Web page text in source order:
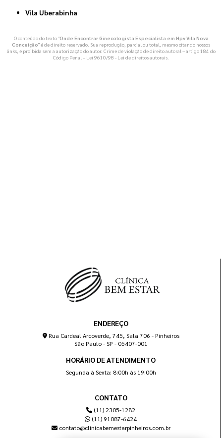
Vila Uberabinha
O conteúdo do texto "Onde Encontrar Ginecologista Especialista em Hpv Vila Nova
Conceição" é de direito reservado. Sua reprodução, parcial ou total, mesmo citando nossos
links, é proibida sem a autorização do autor. Crime de violação de direito autoral – artigo 184 do
Código Penal – Lei 9610/98 - Lei de direitos autorais
ENDEREÇO
Rua Cardeal Arcoverde, 745, Sala 706 - Pinheiros
São Paulo - SP - 05407-001
HORÁRIO DE ATENDIMENTO
Segunda à Sexta: 8:00h às 19:00h
CONTATO
(11) 2305-1282
(11) 91087-6424
contato@clinicabemestarpinheiros.com.br